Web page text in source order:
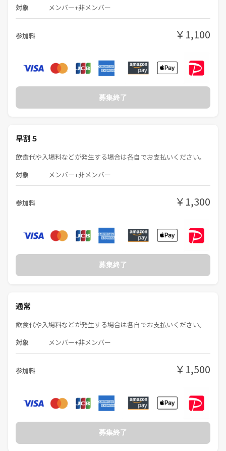
対象
メンバー+非メンバー
参加料 ￥1,100
募集終了
早割５
飲食代や入場料などが発生する場合は各自でお支払いください。
対象 メンバー+非メンバー
参加料 ￥1,300
募集終了
通常
飲食代や入場料などが発生する場合は各自でお支払いください。
対象 メンバー+非メンバー
参加料 ￥1,500
募集終了